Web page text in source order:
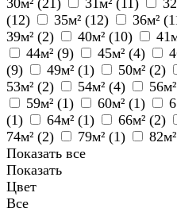
30м² (21) 31м² (11)
(12) 35м² (12) 36м² (
39м² (2) 40м² (10)
44м² (9) 45м² (4)
(9) 49м² (1) 50м² (2)
53м² (2) 54м² (4)
59м² (1) 60м² (1)
(1) 64м² (1) 66м² (2)
74м² (2) 79м² (1)
Показать все
Показать
Цвет
Все